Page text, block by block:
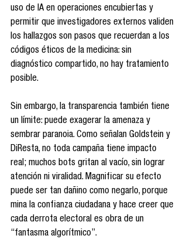
uso de IA en operaciones encubiertas y
permitir que investigadores externos validen
los hallazgos son pasos que recuerdan a los
códigos éticos de la medicina: sin
diagnóstico compartido, no hay tratamiento
posible.
Sin embargo, la transparencia también tiene
un límite: puede exagerar la amenaza y
sembrar paranoia. Como señalan Goldstein y
DiResta, no toda campaña tiene impacto
real; muchos bots gritan al vacío, sin lograr
atención ni viralidad. Magnificar su efecto
puede ser tan dañino como negarlo, porque
mina la confianza ciudadana y hace creer que
cada derrota electoral es obra de un
“fantasma algorítmico”.